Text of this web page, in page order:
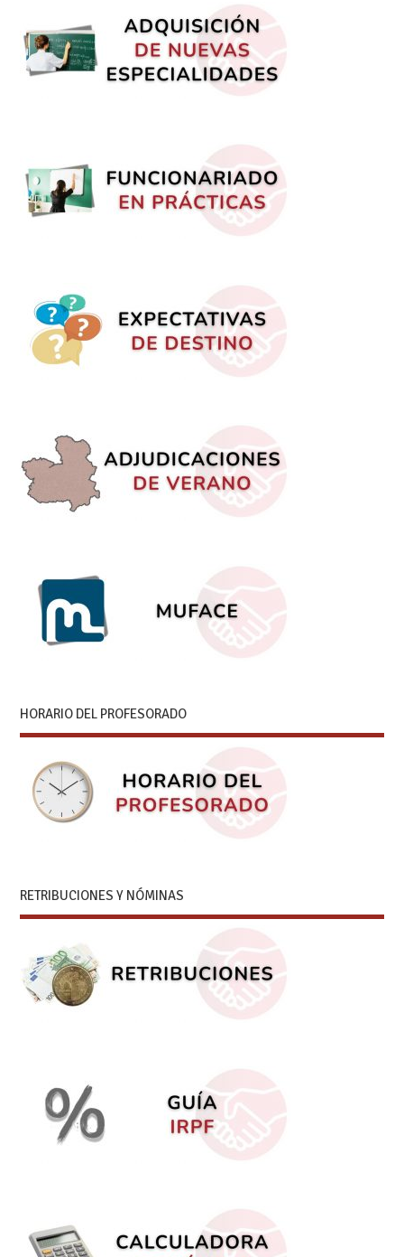
HORARIO DEL PROFESORADO
RETRIBUCIONES Y NÓMINAS